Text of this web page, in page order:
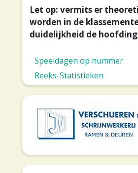
Let op: vermits er
worden in de
duidelijkheid de
Speeldagen op nummer
Reeks-Statistieken